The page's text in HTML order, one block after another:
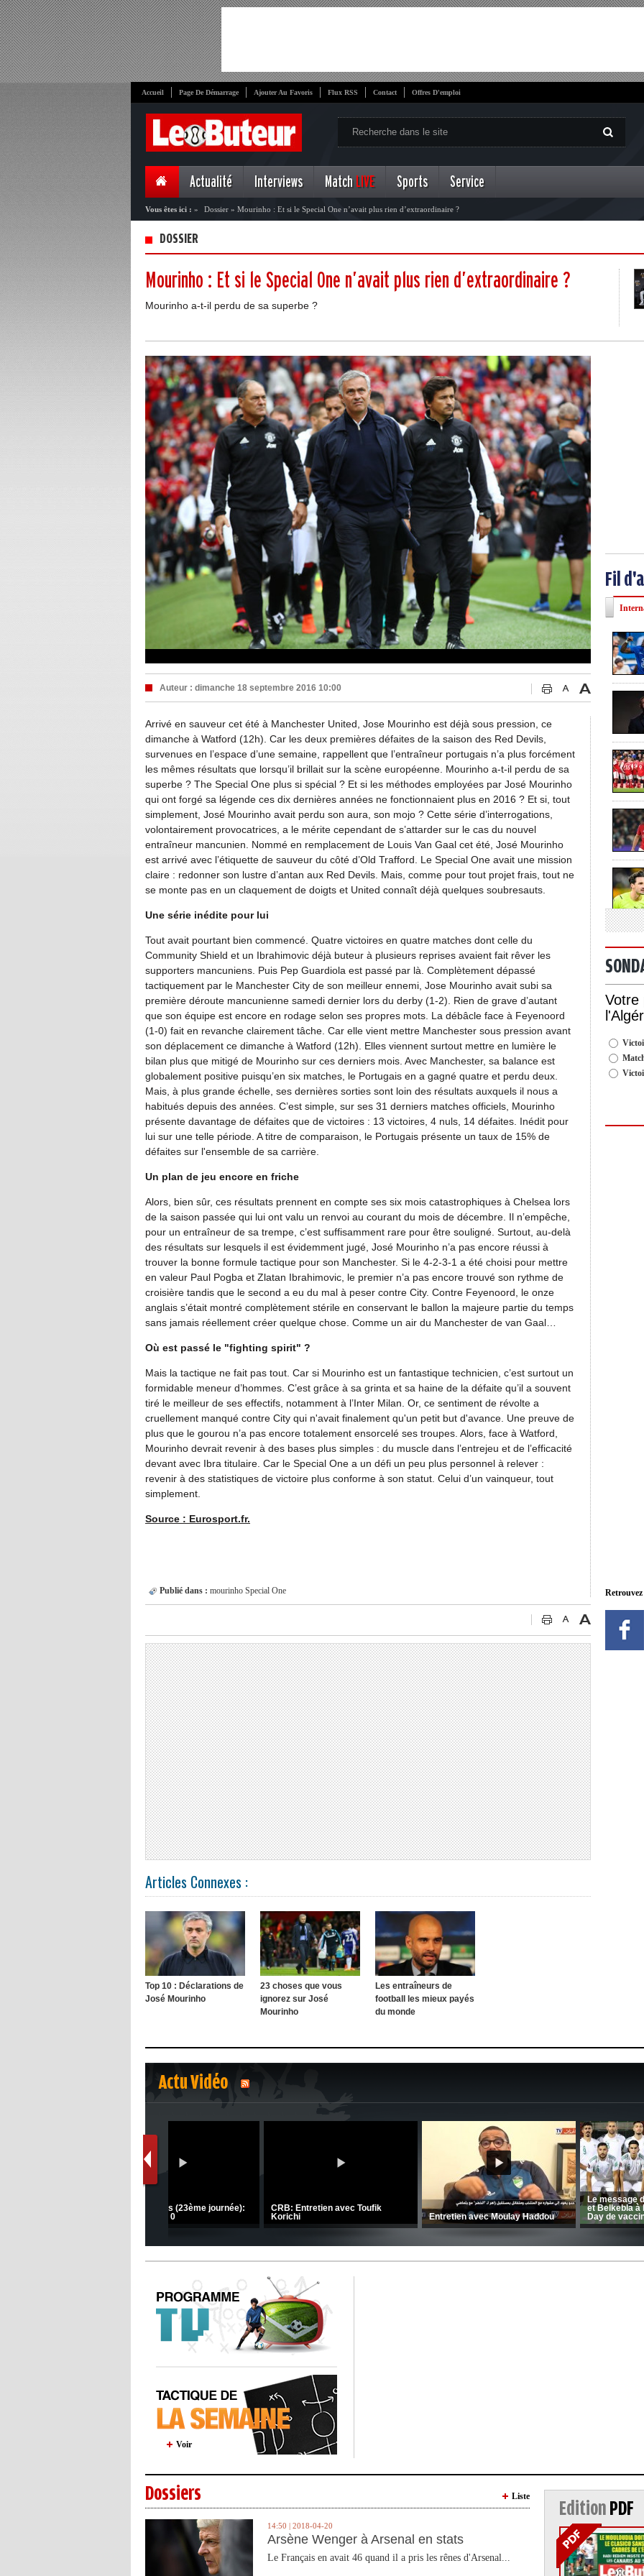
Accueil Page De Démarrage Ajouter Au Favoris Flux RSS Contact Offres D'emploi
Actualité Interviews Match LIVE Sports Service
Vous êtes ici : » Dossier » Mourinho : Et si le Special One n’avait plus rien d’extraordinaire ?
DOSSIER
Mourinho : Et si le Special One n’avait plus rien d’extraordinaire ?
Mourinho a-t-il perdu de sa superbe ?
Auteur : dimanche 18 septembre 2016 10:00
Arrivé en sauveur cet été à Manchester United, Jose Mourinho est déjà sous pression, ce
dimanche à Watford (12h). Car les deux premières défaites de la saison des Red Devils,
survenues en l’espace d’une semaine, rappellent que l’entraîneur portugais n’a plus forcément
les mêmes résultats que lorsqu’il brillait sur la scène européenne. Mourinho a-t-il perdu de sa
superbe ? The Special One plus si spécial ? Et si les méthodes employées par José Mourinho
qui ont forgé sa légende ces dix dernières années ne fonctionnaient plus en 2016 ? Et si, tout
simplement, José Mourinho avait perdu son aura, son mojo ? Cette série d’interrogations,
volontairement provocatrices, a le mérite cependant de s’attarder sur le cas du nouvel
entraîneur mancunien. Nommé en remplacement de Louis Van Gaal cet été, José Mourinho
est arrivé avec l’étiquette de sauveur du côté d’Old Trafford. Le Special One avait une mission
claire : redonner son lustre d’antan aux Red Devils. Mais, comme pour tout projet frais, tout ne
se monte pas en un claquement de doigts et United connaît déjà quelques soubresauts.
Une série inédite pour lui
Tout avait pourtant bien commencé. Quatre victoires en quatre matches dont celle du
Community Shield et un Ibrahimovic déjà buteur à plusieurs reprises avaient fait rêver les
supporters mancuniens. Puis Pep Guardiola est passé par là. Complètement dépassé
tactiquement par le Manchester City de son meilleur ennemi, Jose Mourinho avait subi sa
première déroute mancunienne samedi dernier lors du derby (1-2). Rien de grave d’autant
que son équipe est encore en rodage selon ses propres mots. La débâcle face à Feyenoord
(1-0) fait en revanche clairement tâche. Car elle vient mettre Manchester sous pression avant
son déplacement ce dimanche à Watford (12h). Elles viennent surtout mettre en lumière le
bilan plus que mitigé de Mourinho sur ces derniers mois. Avec Manchester, sa balance est
globalement positive puisqu’en six matches, le Portugais en a gagné quatre et perdu deux.
Mais, à plus grande échelle, ses dernières sorties sont loin des résultats auxquels il nous a
habitués depuis des années. C’est simple, sur ses 31 derniers matches officiels, Mourinho
présente davantage de défaites que de victoires : 13 victoires, 4 nuls, 14 défaites. Inédit pour
lui sur une telle période. A titre de comparaison, le Portugais présente un taux de 15% de
défaites sur l'ensemble de sa carrière.
Un plan de jeu encore en friche
Alors, bien sûr, ces résultats prennent en compte ses six mois catastrophiques à Chelsea lors
de la saison passée qui lui ont valu un renvoi au courant du mois de décembre. Il n’empêche,
pour un entraîneur de sa trempe, c’est suffisamment rare pour être souligné. Surtout, au-delà
des résultats sur lesquels il est évidemment jugé, José Mourinho n’a pas encore réussi à
trouver la bonne formule tactique pour son Manchester. Si le 4-2-3-1 a été choisi pour mettre
en valeur Paul Pogba et Zlatan Ibrahimovic, le premier n’a pas encore trouvé son rythme de
croisière tandis que le second a eu du mal à peser contre City. Contre Feyenoord, le onze
anglais s’était montré complètement stérile en conservant le ballon la majeure partie du temps
sans jamais réellement créer quelque chose. Comme un air du Manchester de van Gaal…
Où est passé le "fighting spirit" ?
Mais la tactique ne fait pas tout. Car si Mourinho est un fantastique technicien, c’est surtout un
formidable meneur d’hommes. C’est grâce à sa grinta et sa haine de la défaite qu’il a souvent
tiré le meilleur de ses effectifs, notamment à l’Inter Milan. Or, ce sentiment de révolte a
cruellement manqué contre City qui n'avait finalement qu'un petit but d'avance. Une preuve de
plus que le gourou n’a pas encore totalement ensorcelé ses troupes. Alors, face à Watford,
Mourinho devrait revenir à des bases plus simples : du muscle dans l’entrejeu et de l’efficacité
devant avec Ibra titulaire. Car le Special One a un défi un peu plus personnel à relever :
revenir à des statistiques de victoire plus conforme à son statut. Celui d’un vainqueur, tout
simplement.
Source : Eurosport.fr.
Publié dans : mourinho Special One
Articles Connexes :
Top 10 : Déclarations de
José Mourinho
23 choses que vous
ignorez sur José
Mourinho
Les entraîneurs de
football les mieux payés
du monde
Fil
Votre
Actu Vidéo
1 2
Entretien avec Moulay Haddou
CRB: Entretien avec Toufik
Ligue 1 Mobilis (23ème journée):
Voir
Dossiers Liste
14:50 | 2018-04-20
Arsène Wenger à Arsenal en stats
Le Français en avait 46 quand il a pris les rênes d'Arsenal...
Edition PDF